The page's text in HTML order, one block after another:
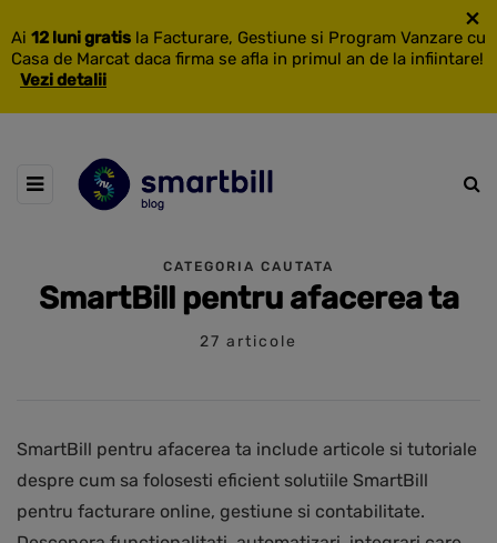
Ai 12 luni gratis la Facturare, Gestiune si Program Vanzare cu
Casa de Marcat daca firma se afla in primul an de la infiintare!
Vezi detalii
×
CATEGORIA CAUTATA
SmartBill pentru afacerea ta
27 articole
SmartBill pentru afacerea ta include articole si tutoriale
despre cum sa folosesti eficient solutiile SmartBill
pentru facturare online, gestiune si contabilitate.